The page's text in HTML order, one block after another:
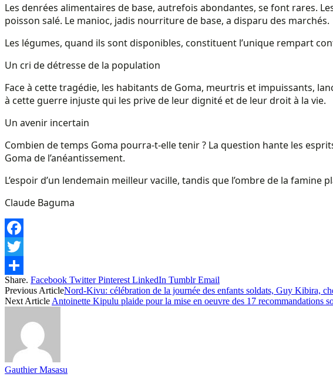
Les denrées alimentaires de base, autrefois abondantes, se font rares.
poisson salé. Le manioc, jadis nourriture de base, a disparu des marchés.
Les légumes, quand ils sont disponibles, constituent l’unique rempart
Un cri de détresse de la population
Face à cette tragédie, les habitants de Goma, meurtris et impuissants,
à cette guerre injuste qui les prive de leur dignité et de leur droit à la vie.
Un avenir incertain
Combien de temps Goma pourra-t-elle tenir ? La question hante les
Goma de l’anéantissement.
L’espoir d’un lendemain meilleur vacille, tandis que l’ombre de la famine
Claude Baguma
Facebook
Twitter
Share
Share. Facebook Twitter Pinterest LinkedIn Tumblr Email
Previous ArticleNord-Kivu: célébration de la journée des enfants soldats, Guy Kibira,
Next Article Antoinette Kipulu plaide pour la mise en oeuvre des 17 recommandations
Gauthier Masasu